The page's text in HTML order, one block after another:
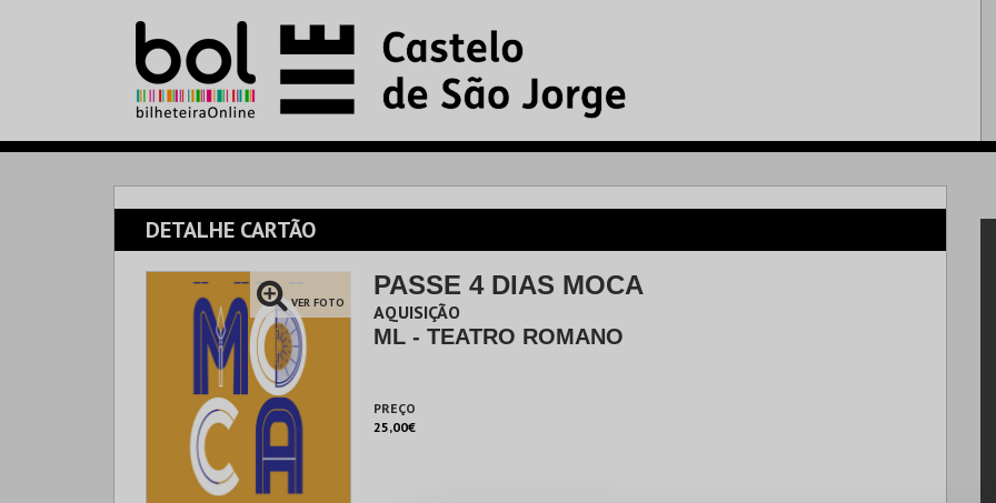
DETALHE CARTÃO
VER FOTO
PASSE 4 DIAS MOCA
AQUISIÇÃO
ML - TEATRO ROMANO
PREÇO
25,00€